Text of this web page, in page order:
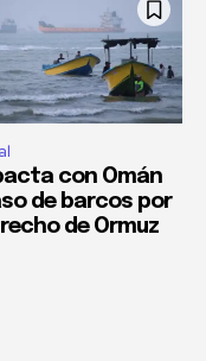
con Omán
de barcos por
de Ormuz